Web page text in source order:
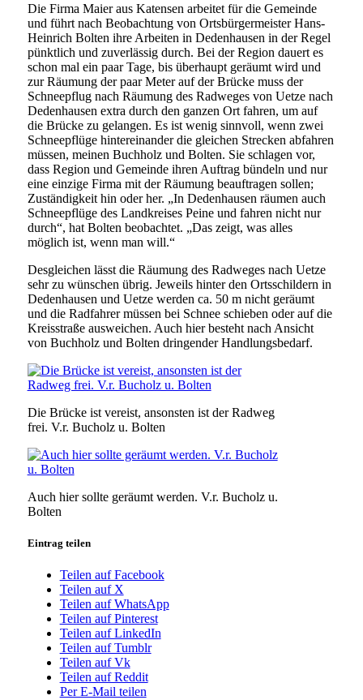
Die Firma Maier aus Katensen arbeitet für die Gemeinde
und führt nach Beobachtung von Ortsbürgermeister Hans-
Heinrich Bolten ihre Arbeiten in Dedenhausen in der Regel
pünktlich und zuverlässig durch. Bei der Region dauert es
schon mal ein paar Tage, bis überhaupt geräumt wird und
zur Räumung der paar Meter auf der Brücke muss der
Schneepflug nach Räumung des Radweges von Uetze nach
Dedenhausen extra durch den ganzen Ort fahren, um auf
die Brücke zu gelangen. Es ist wenig sinnvoll, wenn zwei
Schneepflüge hintereinander die gleichen Strecken abfahren
müssen, meinen Buchholz und Bolten. Sie schlagen vor,
dass Region und Gemeinde ihren Auftrag bündeln und nur
eine einzige Firma mit der Räumung beauftragen sollen;
Zuständigkeit hin oder her. „In Dedenhausen räumen auch
Schneepflüge des Landkreises Peine und fahren nicht nur
durch“, hat Bolten beobachtet. „Das zeigt, was alles
möglich ist, wenn man will.“
Desgleichen lässt die Räumung des Radweges nach Uetze
sehr zu wünschen übrig. Jeweils hinter den Ortsschildern in
Dedenhausen und Uetze werden ca. 50 m nicht geräumt
und die Radfahrer müssen bei Schnee schieben oder auf die
Kreisstraße ausweichen. Auch hier besteht nach Ansicht
von Buchholz und Bolten dringender Handlungsbedarf.
Die Brücke ist vereist, ansonsten ist der Radweg
frei. V.r. Bucholz u. Bolten
Auch hier sollte geräumt werden. V.r. Bucholz u.
Bolten
Eintrag teilen
Teilen auf Facebook
Teilen auf X
Teilen auf WhatsApp
Teilen auf Pinterest
Teilen auf LinkedIn
Teilen auf Tumblr
Teilen auf Vk
Teilen auf Reddit
Per E-Mail teilen